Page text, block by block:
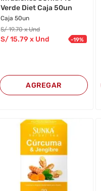
Verde Diet Caja 50un
Caja 50un
S/19.70 x Und
S/15.79 x Und -19%
AGREGAR